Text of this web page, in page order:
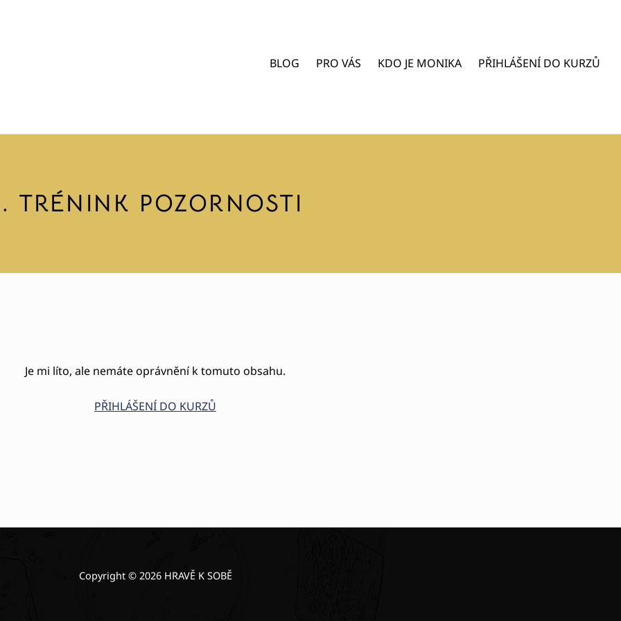
BLOG PRO VÁS KDO JE MONIKA PŘIHLÁŠENÍ DO KURZŮ
TRÉNINK POZORNOSTI
Je mi líto, ale nemáte oprávnění k tomuto obsahu.
PŘIHLÁŠENÍ DO KURZŮ
Copyright © 2026 HRAVĚ K SOBĚ